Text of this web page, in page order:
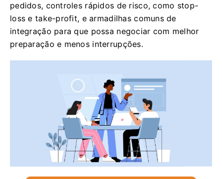
pedidos, controles rápidos de risco, como stop-
loss e take-profit, e armadilhas comuns de
integração para que possa negociar com melhor
preparação e menos interrupções.